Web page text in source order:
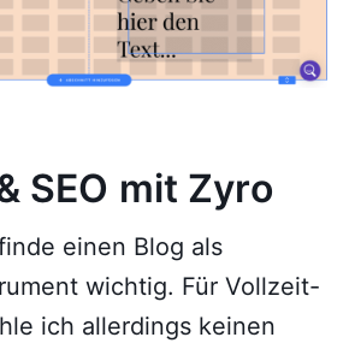
SEO mit Zyro
einen Blog als
wichtig. Für Vollzeit-
ich allerdings keinen